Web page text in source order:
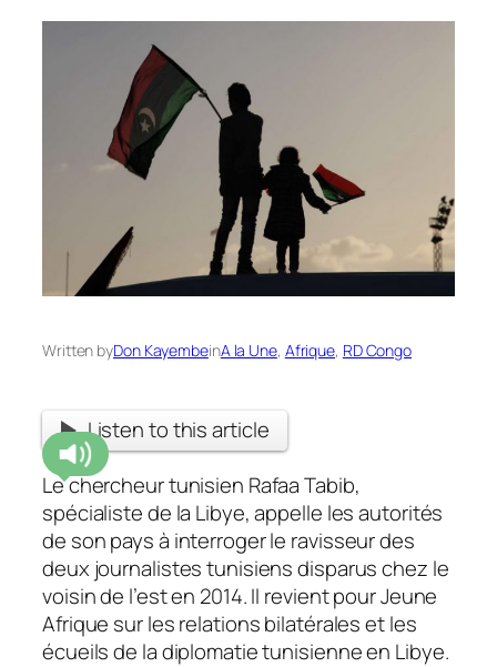
Written byDon KayembeinA la Une, Afrique, RD Congo
Listen to this article
Le chercheur tunisien Rafaa Tabib,
spécialiste de la Libye, appelle les autorités
de son pays à interroger le ravisseur des
deux journalistes tunisiens disparus chez le
voisin de l’est en 2014. Il revient pour Jeune
Afrique sur les relations bilatérales et les
écueils de la diplomatie tunisienne en Libye.